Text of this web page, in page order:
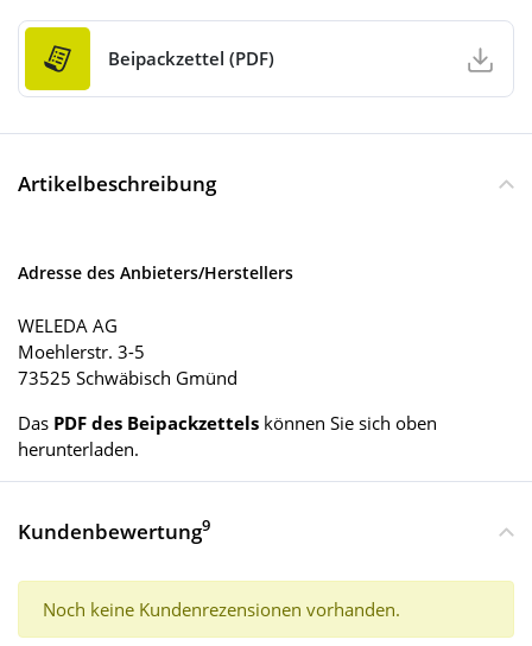
Beipackzettel (PDF)
Artikelbeschreibung
Adresse des Anbieters/Herstellers
WELEDA AG
Moehlerstr. 3-5
73525 Schwäbisch Gmünd
Das PDF des Beipackzettels können Sie sich oben
herunterladen.
Kundenbewertung9
Noch keine Kundenrezensionen vorhanden.